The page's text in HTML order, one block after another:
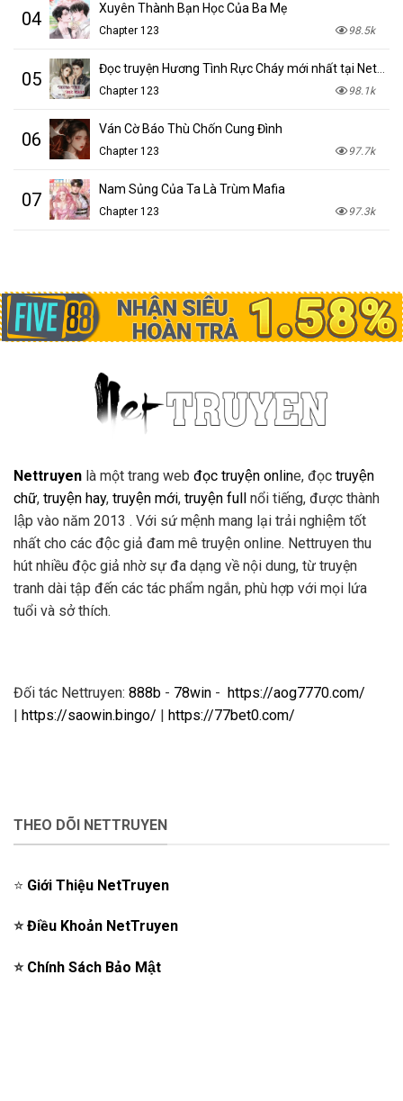
04 Xuyên Thành Bạn Học Của Ba Mẹ
Chapter 123 98.5k
05 Đọc truyện Hương Tình Rực Cháy mới nhất tại NetTruyen
Chapter 123 98.1k
06 Ván Cờ Báo Thù Chốn Cung Đình
Chapter 123 97.7k
07 Nam Sủng Của Ta Là Trùm Mafia
Chapter 123 97.3k
Nettruyen là một trang web đọc truyện online, đọc truyện
chữ, truyện hay, truyện mới, truyện full nổi tiếng, được thành
lập vào năm 2013 . Với sứ mệnh mang lại trải nghiệm tốt
nhất cho các độc giả đam mê truyện online. Nettruyen thu
hút nhiều độc giả nhờ sự đa dạng về nội dung, từ truyện
tranh dài tập đến các tác phẩm ngắn, phù hợp với mọi lứa
tuổi và sở thích.
Đối tác Nettruyen: 888b - 78win - https://aog7770.com/
https://saowin.bingo/ https://77bet0.com/
THEO DÕI NETTRUYEN
⭐️ Giới Thiệu NetTruyen
⭐️Điều Khoản NetTruyen
⭐️ Chính Sách Bảo Mật